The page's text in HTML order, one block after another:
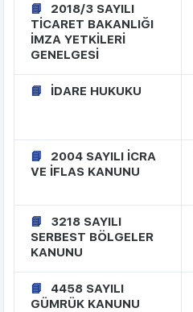
2018/3 SAYILI
TİCARET BAKANLIĞI
İMZA YETKİLERİ
GENELGESİ
İDARE HUKUKU
2004 SAYILI İCRA
VE İFLAS KANUNU
3218 SAYILI
SERBEST BÖLGELER
KANUNU
4458 SAYILI
GÜMRÜK KANUNU